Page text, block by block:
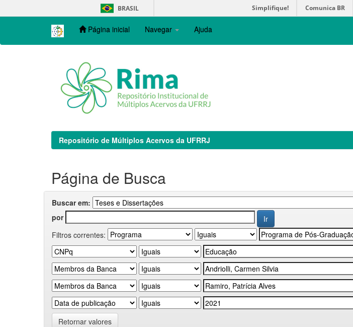
navigation
BRASIL Simplifique! Comunica BR
Página inicial Navegar Ajuda
Repositório de Múltiplos Acervos da UFRRJ
Página de Busca
Buscar em:
por
Filtros correntes:
Retornar valores